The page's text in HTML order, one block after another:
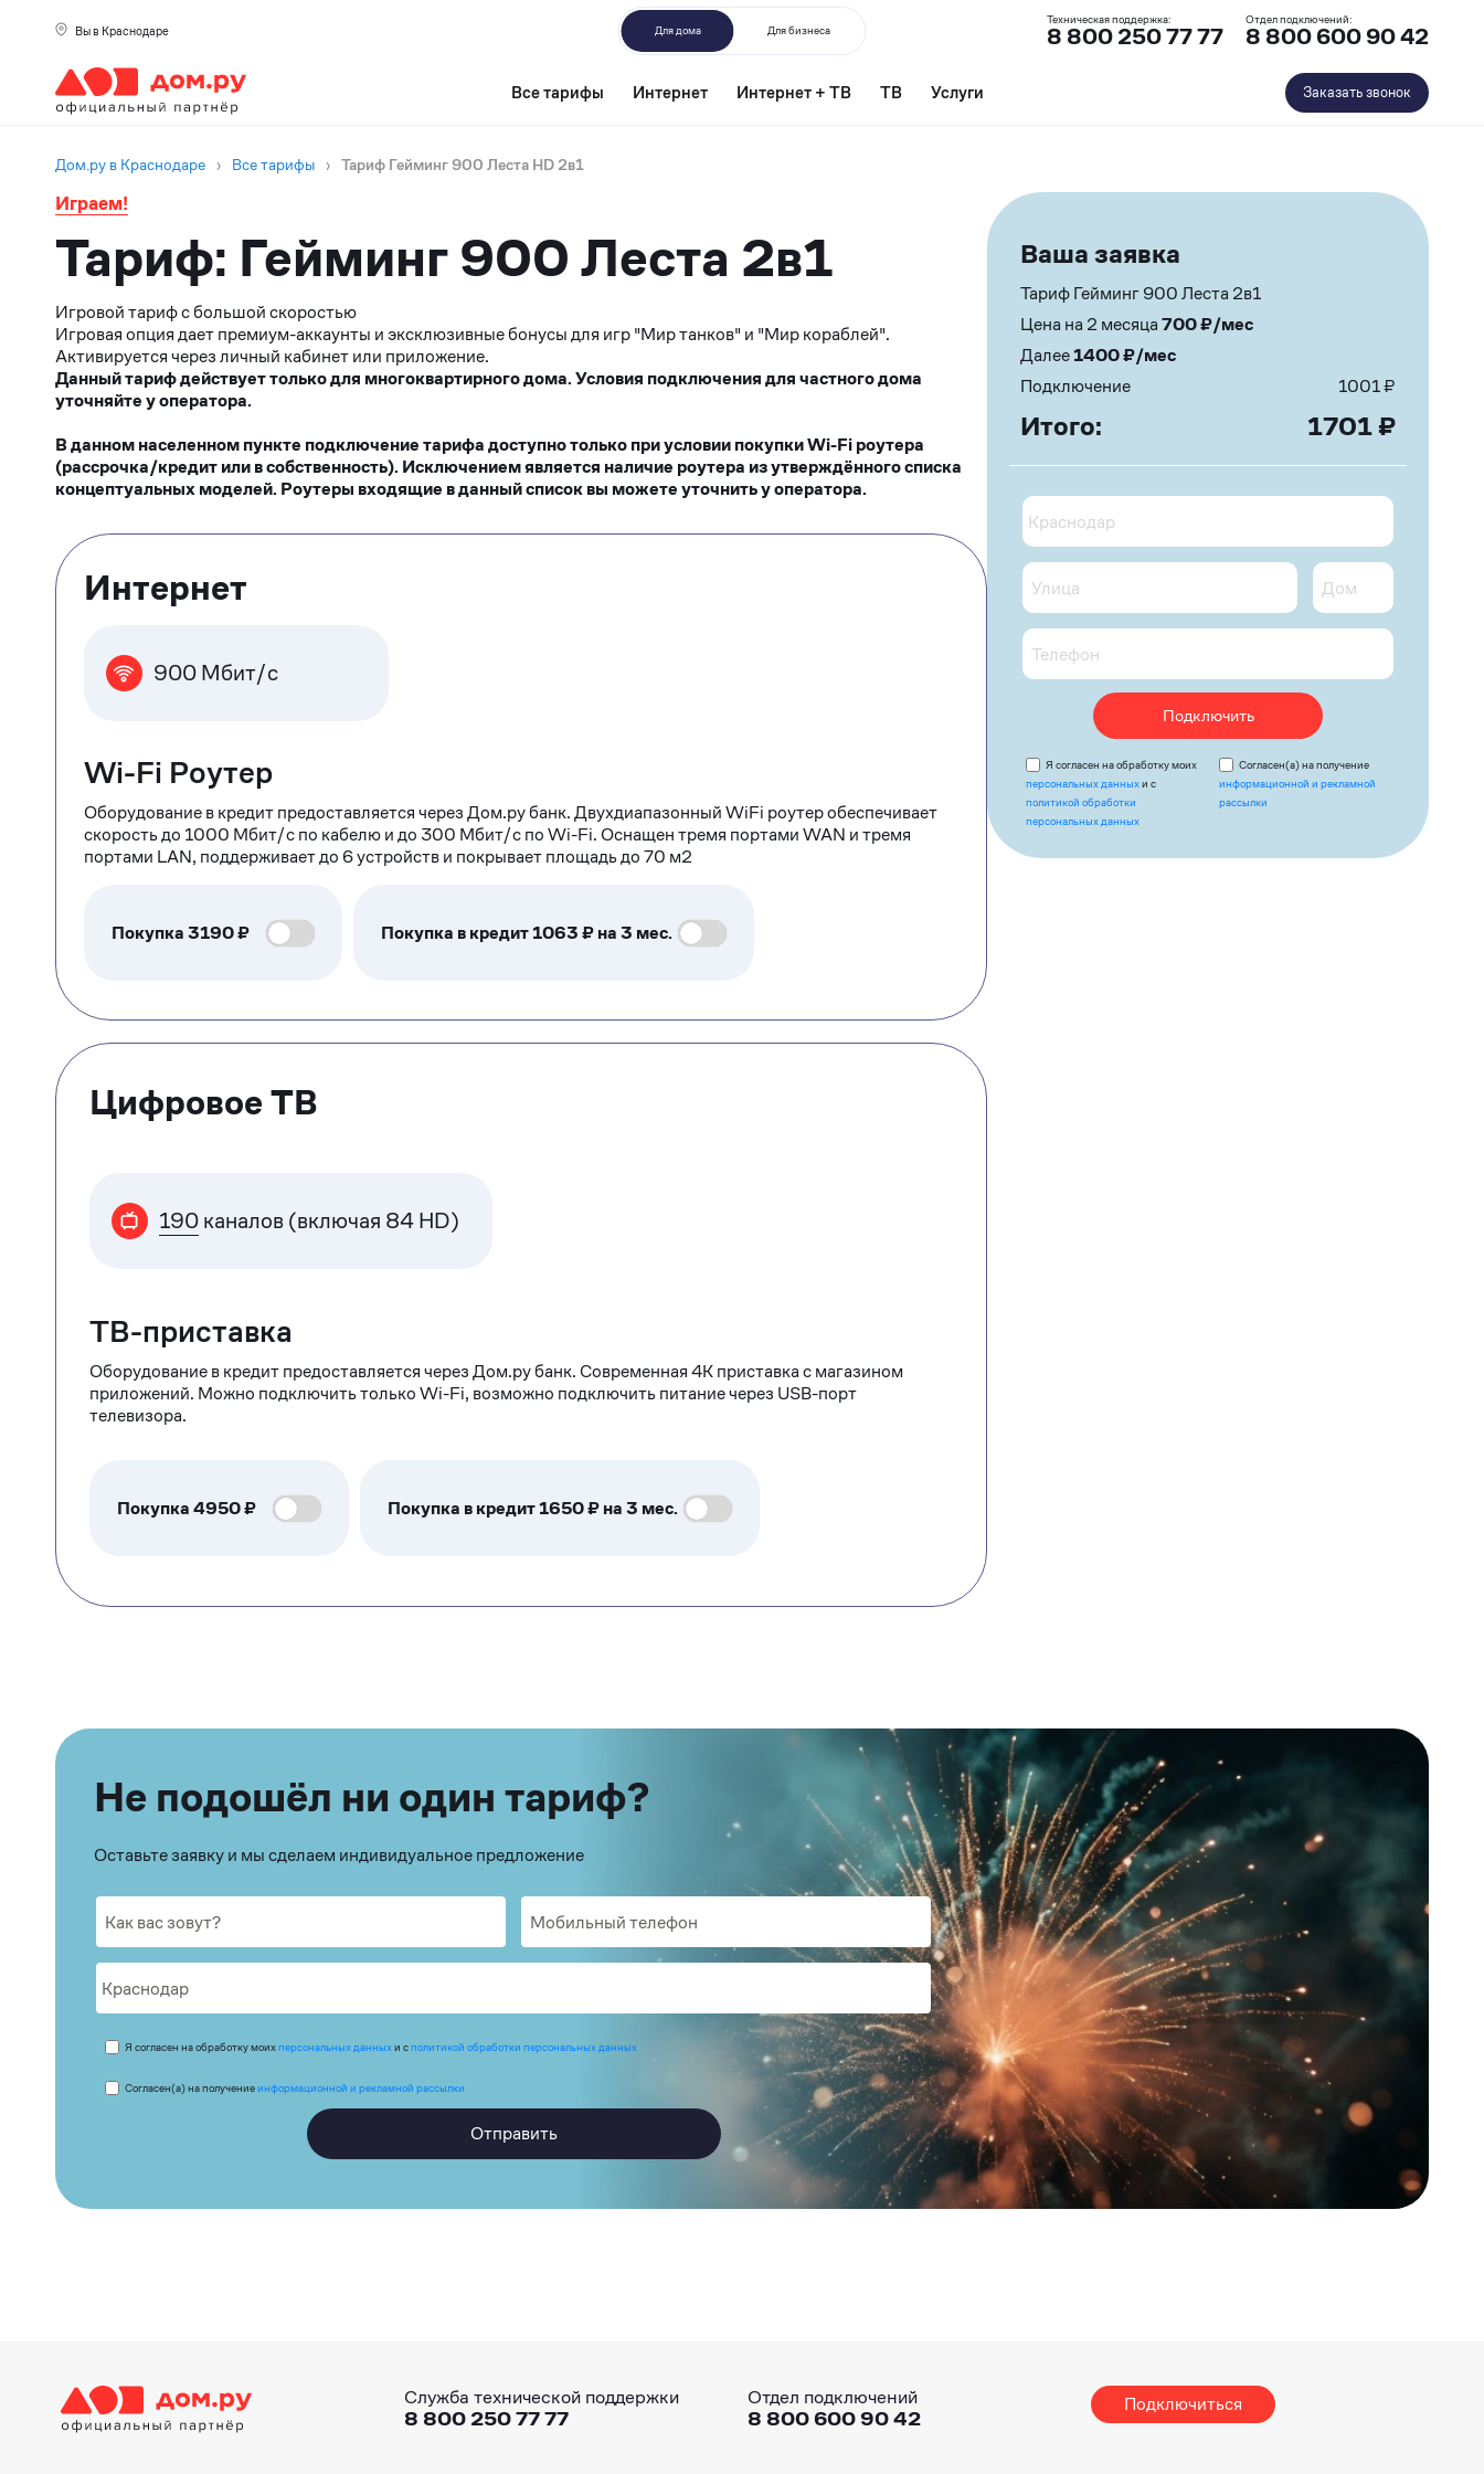
Вы в Краснодаре Для дома Для бизнеса
Техническая поддержка:
8 800 250 77 77
Отдел подключений:
8 800 600 90 42
Все тарифы Интернет Интернет + ТВ ТВ Услуги Заказать звонок
Дом.ру в Краснодаре › Все тарифы › Тариф Гейминг 900 Леста HD 2в1
Играем!
Тариф: Гейминг 900 Леста 2в1
Игровой тариф с большой скоростью
Игровая опция дает премиум-аккаунты и эксклюзивные бонусы для игр "Мир танков" и "Мир кораблей".
Активируется через личный кабинет или приложение.
Данный тариф действует только для многоквартирного дома. Условия подключения для частного дома
уточняйте у оператора.
В данном населенном пункте подключение тарифа доступно только при условии покупки Wi-Fi роутера
(рассрочка/кредит или в собственность). Исключением является наличие роутера из утверждённого списка
концептуальных моделей. Роутеры входящие в данный список вы можете уточнить у оператора.
Тарифные
опции
Интернет
900 Мбит/с
Wi-Fi Роутер
Оборудование в кредит предоставляется через Дом.ру банк. Двухдиапазонный WiFi роутер обеспечивает
скорость до 1000 Мбит/с по кабелю и до 300 Мбит/с по Wi-Fi. Оснащен тремя портами WAN и тремя
портами LAN, поддерживает до 6 устройств и покрывает площадь до 70 м2
Покупка3190₽ Покупка в кредит 1063 ₽ на 3 мес.
Цифровое ТВ
190 каналов (включая 84 HD)
ТВ-приставка
Оборудование в кредит предоставляется через Дом.ру банк. Современная 4К приставка с магазином
приложений. Можно подключить только Wi-Fi, возможно подключить питание через USB-порт
телевизора.
Покупка4950₽ Покупка в кредит 1650 ₽ на 3 мес.
Ваша заявка
Тариф Гейминг 900 Леста 2в1
Цена на 2 месяца700₽/мес
Далее1400₽/мес
Подключение
1001₽
Итого: 1701 ₽
Подключить
Я согласен на обработку моих
персональных данныхи с
политикой обработки
персональных данных
Согласен(а) на получение
информационной и рекламной
рассылки
Не подошёл ни один тариф?
Оставьте заявку и мы сделаем индивидуальное предложение
Я согласен на обработку моихперсональных данныхи сполитикой обработки персональных данных
Согласен(а) на получениеинформационной и рекламной рассылки
Отправить
Служба технической поддержки
8 800 250 77 77
Отдел подключений
8 800 600 90 42
Подключиться